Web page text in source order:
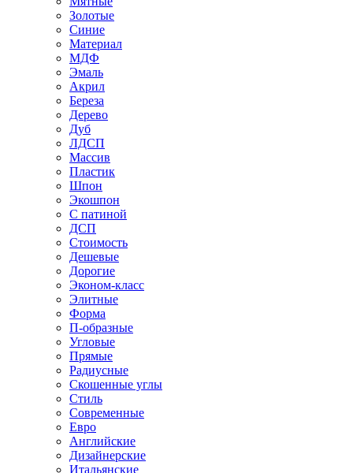
Золотые
Синие
Материал
МДФ
Эмаль
Акрил
Береза
Дерево
Дуб
ЛДСП
Массив
Пластик
Шпон
Экошпон
С патиной
ДСП
Стоимость
Дешевые
Дорогие
Эконом-класс
Элитные
Форма
П-образные
Угловые
Прямые
Радиусные
Скошенные углы
Стиль
Современные
Евро
Английские
Дизайнерские
Итальянские